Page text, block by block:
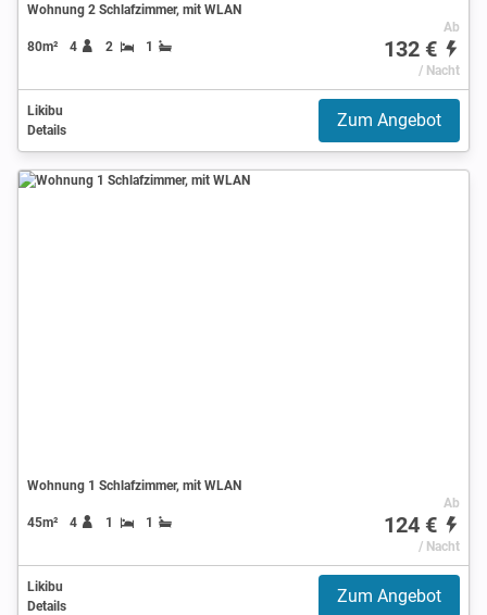
Wohnung 2 Schlafzimmer, mit WLAN
80m² 4 2 1
Ab
132 €
/ Nacht
Likibu
Details
Zum Angebot
Wohnung 1 Schlafzimmer, mit WLAN
45m² 4 1 1
Ab
124 €
/ Nacht
Likibu
Details
Zum Angebot